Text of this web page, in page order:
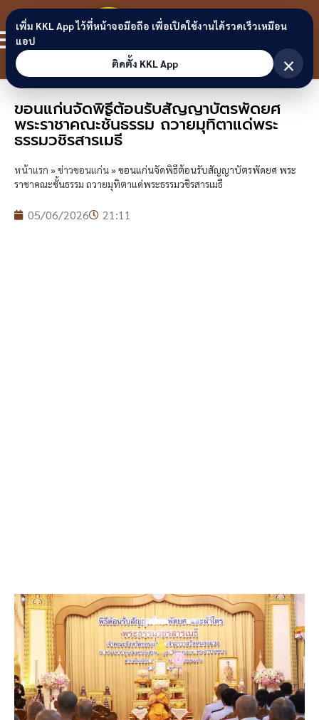
Skip to content
ขอนแก่น
ลิงก์
ขอนแก่นจัดพิธีต้อนรับสัญญาบัตรพัดยศ
พระราชาคณะชั้นธรรม ถวายมุทิตาแด่พระ
ธรรมวชิรสารเมธี
หน้าแรก »ข่าวขอนแก่น»ขอนแก่นจัดพิธีต้อนรับสัญญาบัตรพัดยศ พระ
ราชาคณะชั้นธรรม ถวายมุทิตาแด่พระธรรมวชิรสารเมธี
05/06/2026 21:11
เพิ่ม KKL App ไว้ที่หน้าจอมือถือ เพื่อเปิดใช้งานได้รวดเร็วเหมือน
แอป
ติดตั้ง KKL App
×